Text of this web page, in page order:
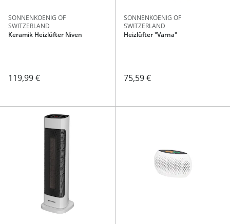
SONNENKOENIG OF
SWITZERLAND
Keramik Heizlüfter Niven
119,99 €
SONNENKOENIG OF
SWITZERLAND
Heizlüfter "Varna"
75,59 €